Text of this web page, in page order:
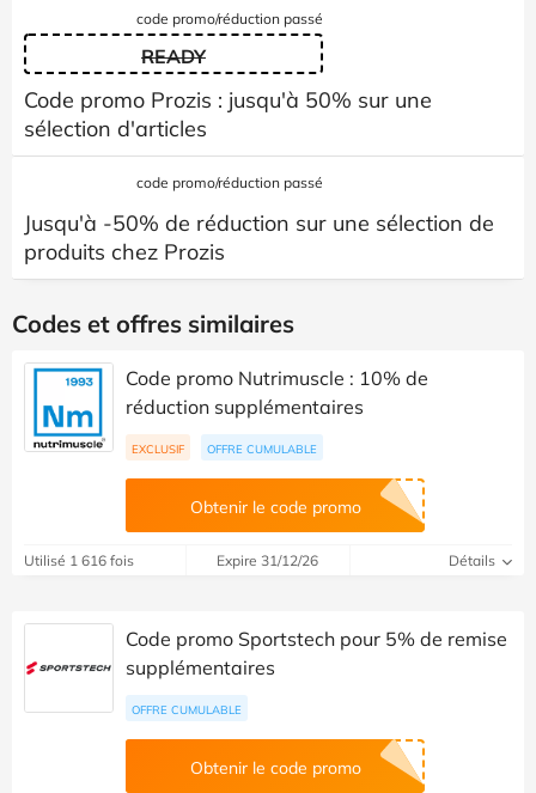
code promo/réduction passé
READY
Code promo Prozis : jusqu'à 50% sur une
sélection d'articles
code promo/réduction passé
Jusqu'à -50% de réduction sur une sélection de
produits chez Prozis
Codes et offres similaires
Code promo Nutrimuscle : 10% de
réduction supplémentaires
EXCLUSIF OFFRE CUMULABLE
Obtenir le code promo
Utilisé 1 616 fois Expire 31/12/26 Détails
Code promo Sportstech pour 5% de remise
supplémentaires
OFFRE CUMULABLE
Obtenir le code promo